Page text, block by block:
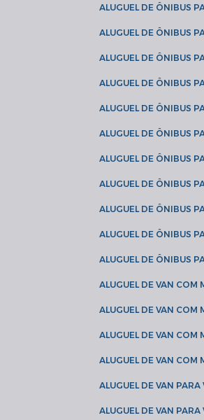
ALUGUEL DE ÔNIBUS
ALUGUEL DE ÔNIBUS
ALUGUEL DE ÔNIBUS
ALUGUEL DE ÔNIBUS
ALUGUEL DE ÔNIBUS
ALUGUEL DE ÔNIBUS
ALUGUEL DE ÔNIBUS
ALUGUEL DE ÔNIBUS
ALUGUEL DE ÔNIBUS
ALUGUEL DE ÔNIBUS
ALUGUEL DE ÔNIBUS
ALUGUEL DE VAN
ALUGUEL DE VAN
ALUGUEL DE VAN
ALUGUEL DE VAN
ALUGUEL DE VAN
ALUGUEL DE VAN